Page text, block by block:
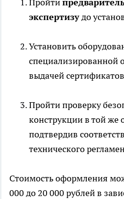
экспертизудо
Установить
специализированной
выдачей
Пройти проверку
конструкции в той же
подтвердив
технического
Стоимость оформления
000 до 20 000 рублей в